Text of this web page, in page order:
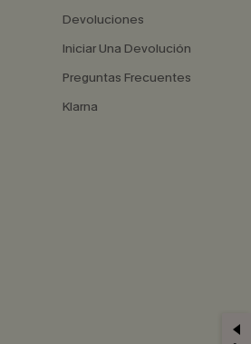
Devoluciones
Iniciar Una Devolución
Preguntas Frecuentes
Klarna